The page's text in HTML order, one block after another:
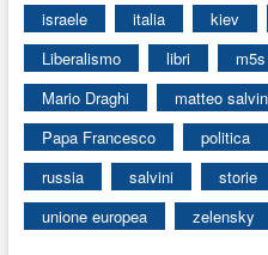
israele
italia kiev
Liberalismo
libri m5s
Mario Draghi
matteo
Papa Francesco
politica
russia
salvini storie
unione europea
zelensky